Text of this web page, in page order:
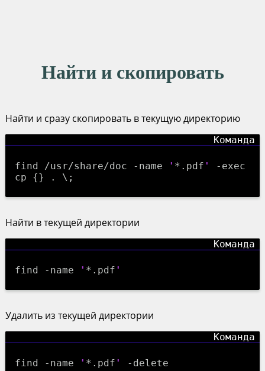
Найти и скопировать
Найти и сразу скопировать в текущую директорию
find /usr/share/doc -name ' *.pdf '
-exec
cp {} . \;
Найти в текущей директории
find -name ' *.pdf '
Удалить из текущей директории
find -name ' *.pdf ' -delete